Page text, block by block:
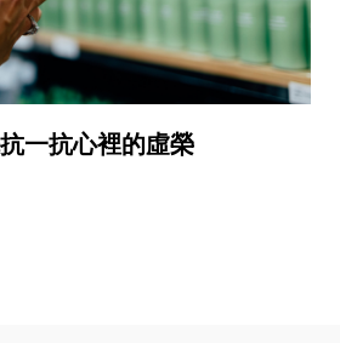
一抗心裡的虛榮